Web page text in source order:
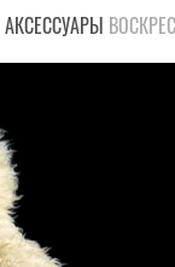
АКСЕССУАРЫ